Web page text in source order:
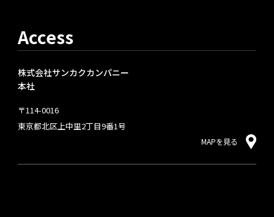
Access
株式会社サンカクカンパニー
本社
〒114-0016
東京都北区上中里2丁目9番1号
MAPを見る